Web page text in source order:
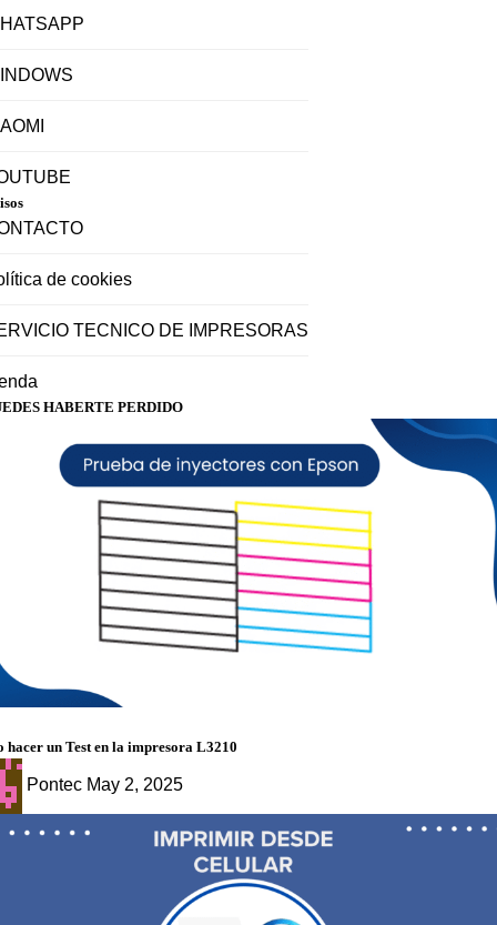
de cookies
TECNICO DE IMPRESORAS
HABERTE PERDIDO
hacer un Test en la impresora L3210
Pontec May 2, 2025